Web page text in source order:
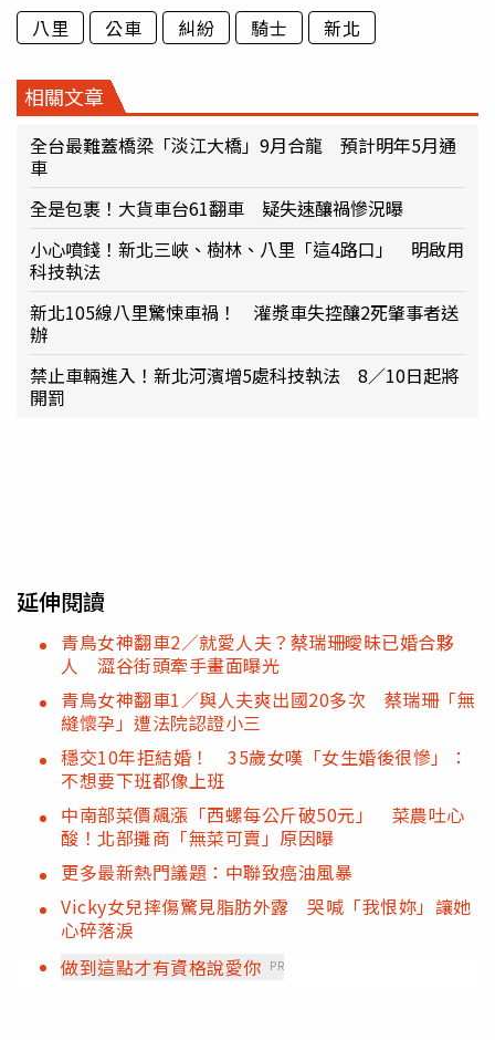
八里 公車 糾紛 騎士 新北
相關文章
全台最難蓋橋梁「淡江大橋」9月合龍 預計明年5月通
車
全是包裹！大貨車台61翻車 疑失速釀禍慘況曝
小心噴錢！新北三峽、樹林、八里「這4路口」 明啟用
科技執法
新北105線八里驚悚車禍！ 灌漿車失控釀2死肇事者送
辦
禁止車輛進入！新北河濱增5處科技執法 8／10日起將
開罰
延伸閱讀
青鳥女神翻車2／就愛人夫？蔡瑞珊曖昧已婚合夥
人 澀谷街頭牽手畫面曝光
青鳥女神翻車1／與人夫爽出國20多次 蔡瑞珊「無
縫懷孕」遭法院認證小三
穩交10年拒結婚！ 35歲女嘆「女生婚後很慘」：
不想要下班都像上班
中南部菜價飆漲「西螺每公斤破50元」 菜農吐心
酸！北部攤商「無菜可賣」原因曝
更多最新熱門議題：中聯致癌油風暴
Vicky女兒摔傷驚見脂肪外露 哭喊「我恨妳」讓她
心碎落淚
做到這點才有資格說愛你 PR